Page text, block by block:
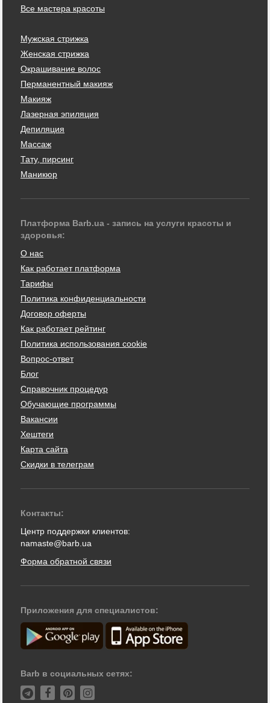
Все мастера красоты
Мужская стрижка
Женская стрижка
Окрашивание волос
Перманентный макияж
Макияж
Лазерная эпиляция
Депиляция
Массаж
Тату, пирсинг
Маникюр
Платформа Barb.ua - запись на услуги красоты и
здоровья:
О нас
Как работает платформа
Тарифы
Политика конфиденциальности
Договор оферты
Как работает рейтинг
Политика использования cookie
Вопрос-ответ
Блог
Справочник процедур
Обучающие программы
Вакансии
Хештеги
Карта сайта
Скидки в телеграм
Контакты:
Центр поддержки клиентов:
namaste@barb.ua
Форма обратной связи
Приложения для специалистов:
Barb в социальных сетях: